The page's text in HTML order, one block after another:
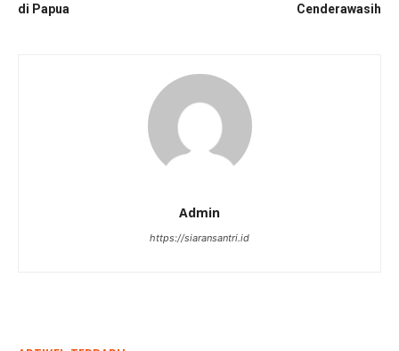
di Papua
Cenderawasih
Admin
https://siaransantri.id